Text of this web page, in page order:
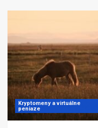
Kryptomeny a virtuálne
peniaze